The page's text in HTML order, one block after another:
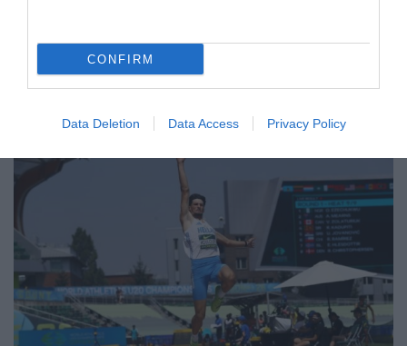
CONFIRM
Data Deletion Data Access Privacy Policy